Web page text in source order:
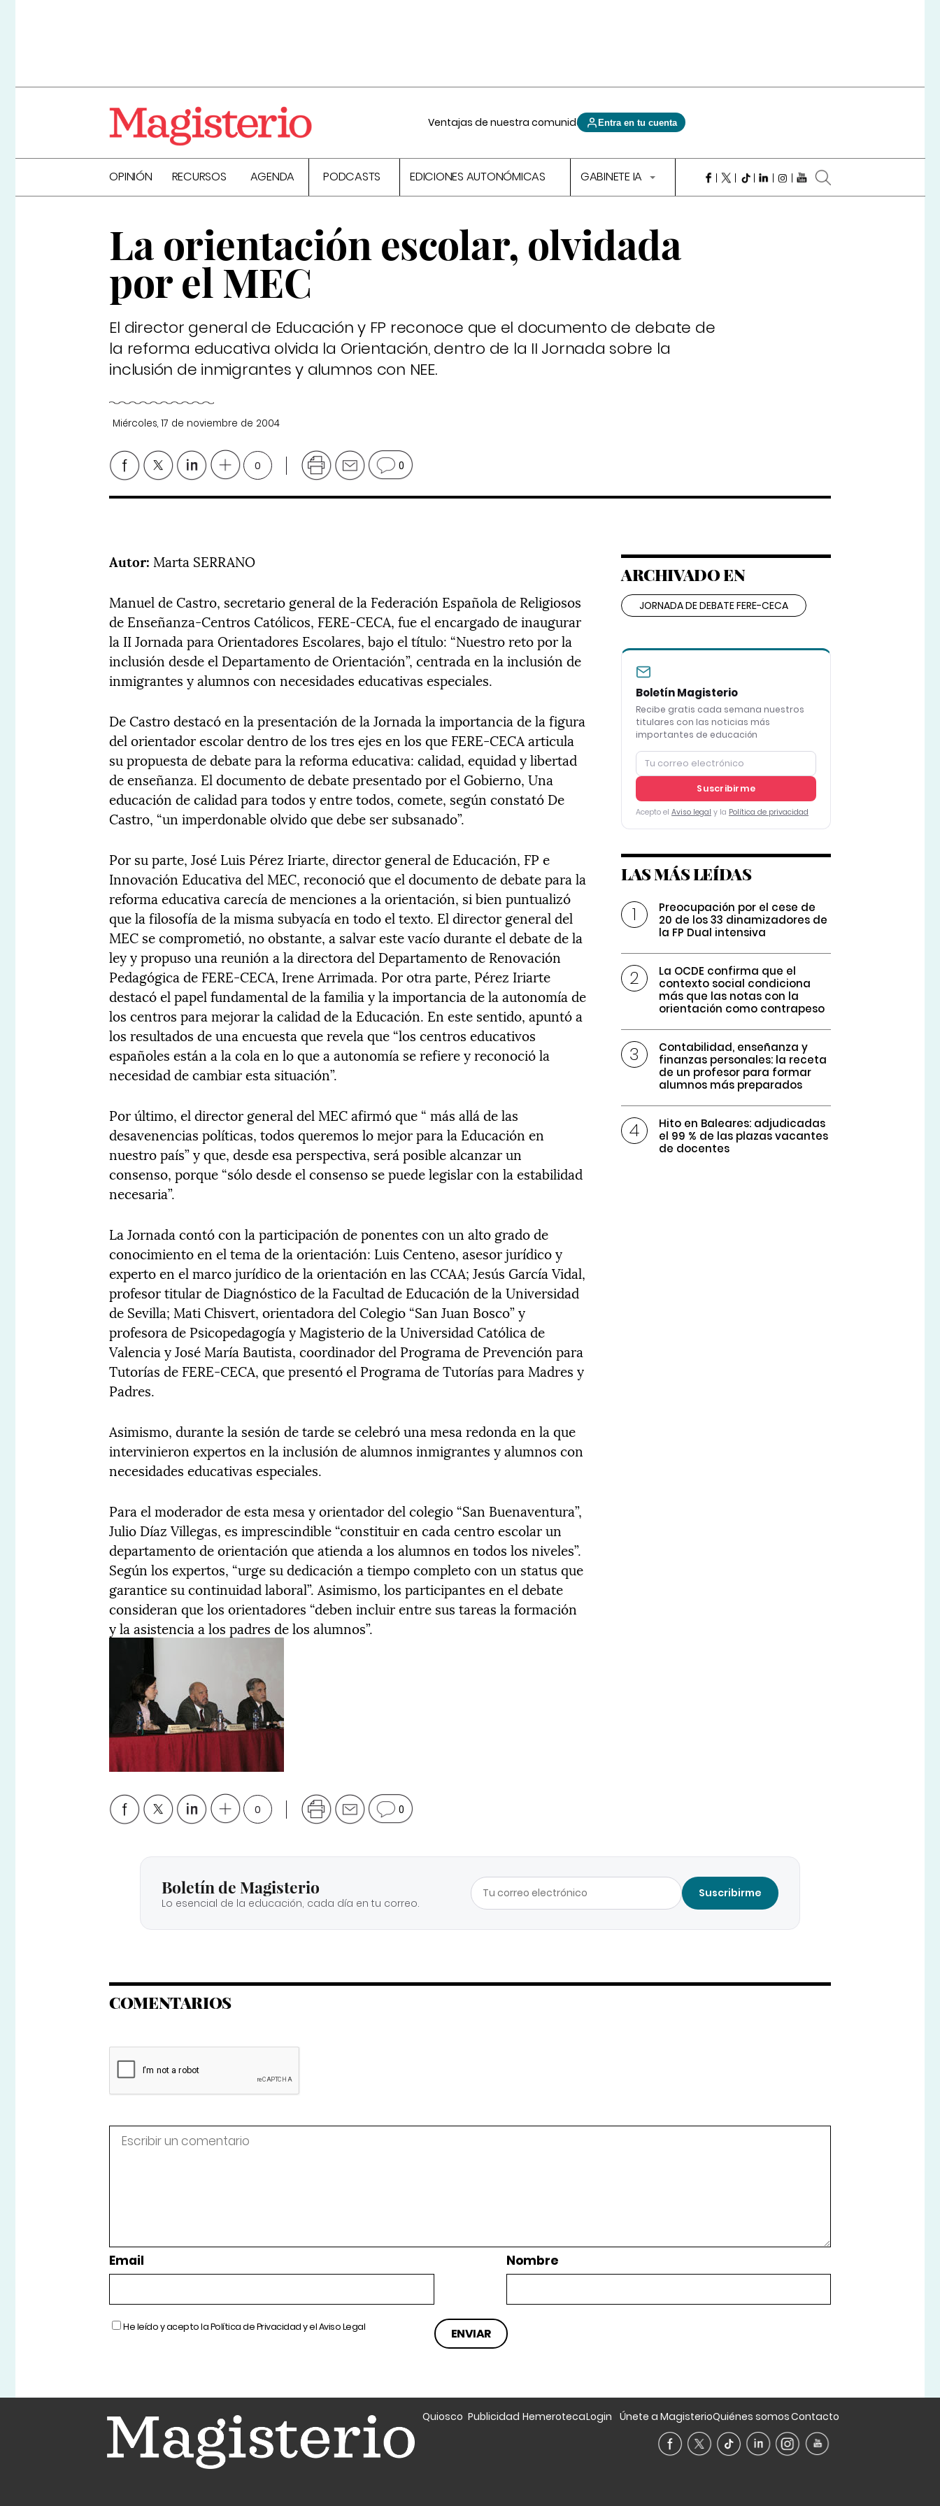
Ventajas de nuestra comunidad Entra en tu cuenta
OPINIÓN RECURSOS AGENDA PODCASTS EDICIONES AUTONÓMICAS GABINETE IA
La orientación escolar, olvidada
por el MEC
El director general de Educación y FP reconoce que el documento de debate de
la reforma educativa olvida la Orientación, dentro de la II Jornada sobre la
inclusión de inmigrantes y alumnos con NEE.
Miércoles, 17 de noviembre de 2004
0 0
Autor:Marta SERRANO
Manuel de Castro, secretario general de la Federación Española de Religiosos
de Enseñanza-Centros Católicos, FERE-CECA, fue el encargado de inaugurar
la II Jornada para Orientadores Escolares, bajo el título: “Nuestro reto por la
inclusión desde el Departamento de Orientación”, centrada en la inclusión de
inmigrantes y alumnos con necesidades educativas especiales.
De Castro destacó en la presentación de la Jornada la importancia de la figura
del orientador escolar dentro de los tres ejes en los que FERE-CECA articula
su propuesta de debate para la reforma educativa: calidad, equidad y libertad
de enseñanza. El documento de debate presentado por el Gobierno, Una
educación de calidad para todos y entre todos, comete, según constató De
Castro, “un imperdonable olvido que debe ser subsanado”.
Por su parte, José Luis Pérez Iriarte, director general de Educación, FP e
Innovación Educativa del MEC, reconoció que el documento de debate para la
reforma educativa carecía de menciones a la orientación, si bien puntualizó
que la filosofía de la misma subyacía en todo el texto. El director general del
MEC se comprometió, no obstante, a salvar este vacío durante el debate de la
ley y propuso una reunión a la directora del Departamento de Renovación
Pedagógica de FERE-CECA, Irene Arrimada. Por otra parte, Pérez Iriarte
destacó el papel fundamental de la familia y la importancia de la autonomía de
los centros para mejorar la calidad de la Educación. En este sentido, apuntó a
los resultados de una encuesta que revela que “los centros educativos
españoles están a la cola en lo que a autonomía se refiere y reconoció la
necesidad de cambiar esta situación”.
Por último, el director general del MEC afirmó que “ más allá de las
desavenencias políticas, todos queremos lo mejor para la Educación en
nuestro país” y que, desde esa perspectiva, será posible alcanzar un
consenso, porque “sólo desde el consenso se puede legislar con la estabilidad
necesaria”.
La Jornada contó con la participación de ponentes con un alto grado de
conocimiento en el tema de la orientación: Luis Centeno, asesor jurídico y
experto en el marco jurídico de la orientación en las CCAA; Jesús García Vidal,
profesor titular de Diagnóstico de la Facultad de Educación de la Universidad
de Sevilla; Mati Chisvert, orientadora del Colegio “San Juan Bosco” y
profesora de Psicopedagogía y Magisterio de la Universidad Católica de
Valencia y José María Bautista, coordinador del Programa de Prevención para
Tutorías de FERE-CECA, que presentó el Programa de Tutorías para Madres y
Padres.
Asimismo, durante la sesión de tarde se celebró una mesa redonda en la que
intervinieron expertos en la inclusión de alumnos inmigrantes y alumnos con
necesidades educativas especiales.
Para el moderador de esta mesa y orientador del colegio “San Buenaventura”,
Julio Díaz Villegas, es imprescindible “constituir en cada centro escolar un
departamento de orientación que atienda a los alumnos en todos los niveles”.
Según los expertos, “urge su dedicación a tiempo completo con un status que
garantice su continuidad laboral”. Asimismo, los participantes en el debate
consideran que los orientadores “deben incluir entre sus tareas la formación
y la asistencia a los padres de los alumnos”.
0 0
ARCHIVADO EN
JORNADA DE DEBATE FERE-CECA
Boletín Magisterio
Recibe gratis cada semana nuestros
titulares con las noticias más
importantes de educación
Suscribirme
Acepto el Aviso legal y la Política de privacidad
LAS MÁS LEÍDAS
Preocupación por el cese de
20 de los 33 dinamizadores de
la FP Dual intensiva
La OCDE confirma que el
contexto social condiciona
más que las notas con la
orientación como contrapeso
Contabilidad, enseñanza y
finanzas personales: la receta
de un profesor para formar
alumnos más preparados
Hito en Baleares: adjudicadas
el 99 % de las plazas vacantes
de docentes
Boletín de Magisterio
Lo esencial de la educación, cada día en tu correo.
Suscribirme
COMENTARIOS
Email Nombre
He leído y acepto laPolítica de Privacidady elAviso Legal
Quiosco Publicidad HemerotecaLogin Únete a MagisterioQuiénes somosContacto